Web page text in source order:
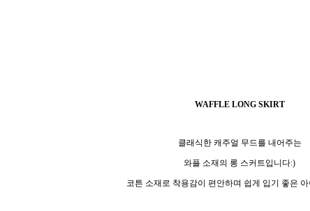
WAFFLE LONG SKIRT
클래식한 캐주얼 무드를 내어주는
와플 소재의 롱 스커트입니다:)
코튼 소재로 착용감이 편안하며 쉽게 입기 좋은